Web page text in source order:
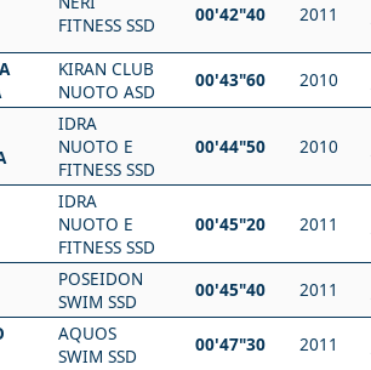
FITNESS SSD
00'42"40 2011
KIRAN CLUB
NUOTO ASD
00'43"60 2010
IDRA
NUOTO E
FITNESS SSD
00'44"50 2010
IDRA
NUOTO E
FITNESS SSD
00'45"20 2011
POSEIDON
SWIM SSD
00'45"40 2011
AQUOS
SWIM SSD
00'47"30 2011